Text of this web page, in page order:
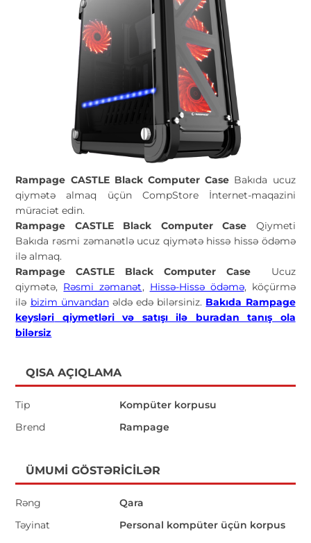
Rampage CASTLE Black Computer Case Bakıda ucuz
qiymətə almaq üçün CompStore İnternet-maqazini
müraciət edin.
Rampage CASTLE Black Computer Case Qiymeti
Bakıda rəsmi zəmanətlə ucuz qiymətə hissə hissə ödəmə
ilə almaq.
Rampage CASTLE Black Computer CaseUcuz
qiymətə, Rəsmi zəmanət, Hissə-Hissə ödəmə, köçürmə
ilə bizim ünvandanəldə edə bilərsiniz. Bakıda Rampage
keysləri qiymetləri və satışı ilə buradan tanış ola
bilərsiz
QISA AÇIQLAMA
Tip
Kompüter korpusu
Brend
Rampage
ÜMUMI GÖSTƏRICILƏR
Rəng
Qara
Təyinat
Personal kompüter üçün korpus